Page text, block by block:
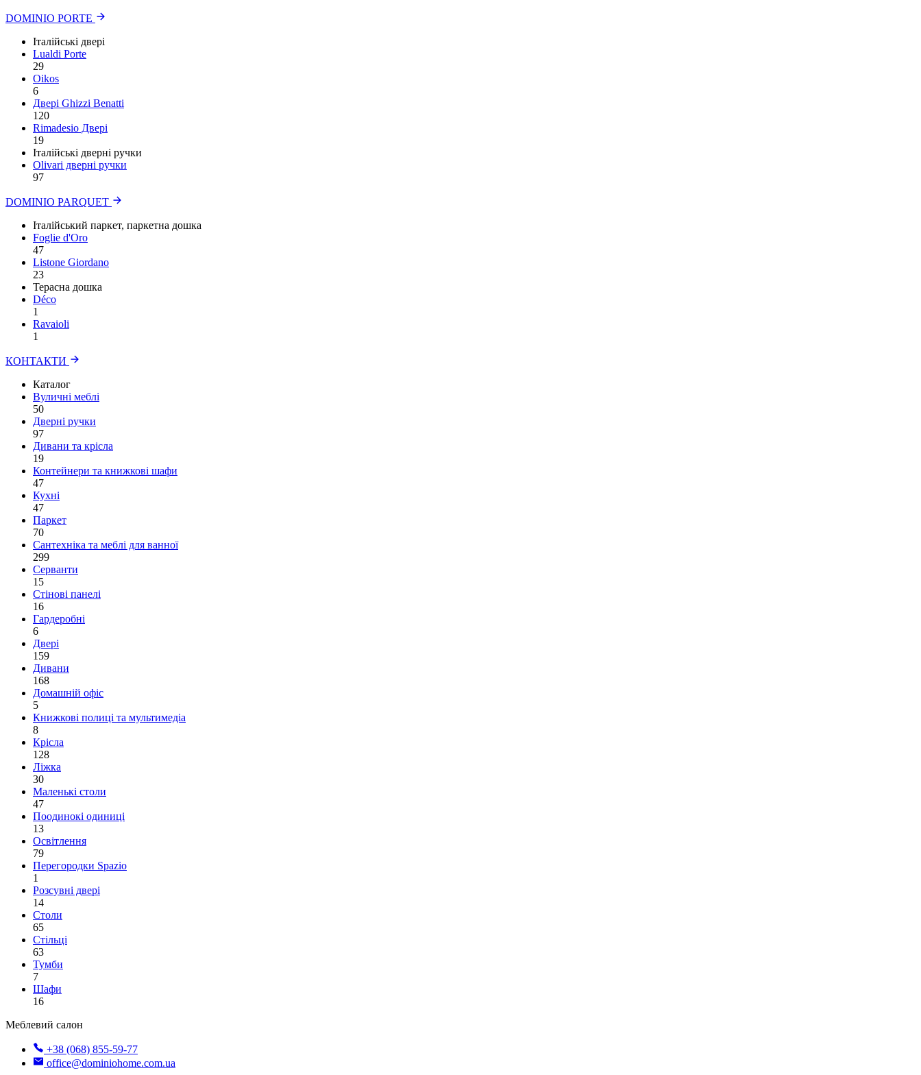
DOMINIO PORTE
Італійські двері
Lualdi Porte
29
Oikos
6
Двері Ghizzi Benatti
120
Rimadesio Двері
19
Італійські дверні ручки
Olivari дверні ручки
97
DOMINIO PARQUET
Італійський паркет, паркетна дошка
Foglie d'Oro
47
Listone Giordano
23
Терасна дошка
Déco
1
Ravaioli
1
КОНТАКТИ
Каталог
Вуличні меблі
50
Дверні ручки
97
Дивани та крісла
19
Контейнери та книжкові шафи
47
Кухні
47
Паркет
70
Сантехніка та меблі для ванної
299
Серванти
15
Стінові панелі
16
Гардеробні
6
Двері
159
Дивани
168
Домашній офіс
5
Книжкові полиці та мультимедіа
8
Крісла
128
Ліжка
30
Маленькі столи
47
Поодинокі одиниці
13
Освітлення
79
Перегородки Spazio
1
Розсувні двері
14
Столи
65
Стільці
63
Тумби
7
Шафи
16
Меблевий салон
+38 (068) 855-59-77
office@dominiohome.com.ua